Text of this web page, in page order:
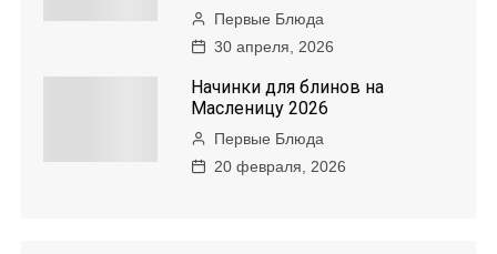
Первые Блюда
30 апреля, 2026
Начинки для блинов на
Масленицу 2026
Первые Блюда
20 февраля, 2026